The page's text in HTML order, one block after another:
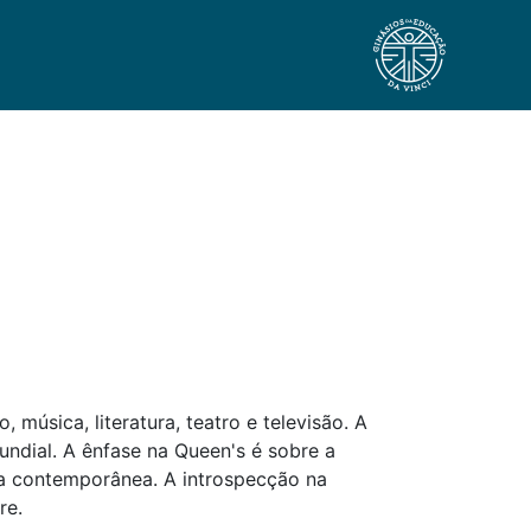
música, literatura, teatro e televisão. A
A ênfase na Queen's é sobre a
contemporânea. A introspecção na